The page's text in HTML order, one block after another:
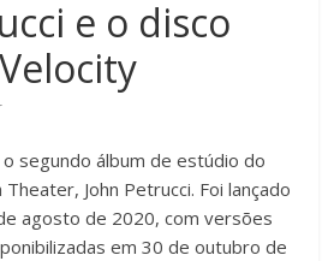
e o disco
o segundo álbum de estúdio do
John Petrucci. Foi lançado
agosto de 2020, com versões
em 30 de outubro de